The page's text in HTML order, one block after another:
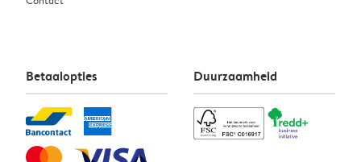
Betaalopties Duurzaamheid